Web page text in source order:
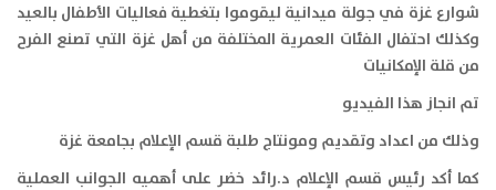
شوارع غزة في جولة ميدانية ليقوموا بتغطية فعاليات الأطفال بالعيد
وكذلك احتفال الفئات العمرية المختلفة من أهل غزة التي تصنع الفرح
من قلة الإمكانيات
تم انجاز هذا الفيديو
وذلك من اعداد وتقديم ومونتاج طلبة قسم الإعلام بجامعة غزة
كما أكد رئيس قسم الإعلام د.رائد خضر على أهميه الجوانب العملية